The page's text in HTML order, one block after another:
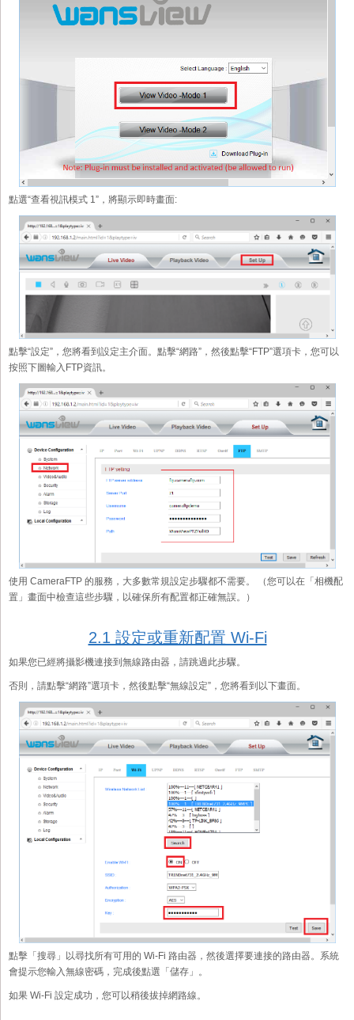
點選“查看視訊模式 1”，將顯示即時畫面:
點擊“設定”，您將看到設定主介面。點擊“網路”，然後點擊“FTP”選項卡，您可以
按照下圖輸入FTP資訊。
使用 CameraFTP 的服務，大多數常規設定步驟都不需要。 （您可以在「相機配
置」畫面中檢查這些步驟，以確保所有配置都正確無誤。）
2.1 設定或重新配置 Wi-Fi
如果您已經將攝影機連接到無線路由器，請跳過此步驟。
否則，請點擊“網路”選項卡，然後點擊“無線設定”，您將看到以下畫面。
點擊「搜尋」以尋找所有可用的 Wi-Fi 路由器，然後選擇要連接的路由器。系統
會提示您輸入無線密碼，完成後點選「儲存」。
如果 Wi-Fi 設定成功，您可以稍後拔掉網路線。